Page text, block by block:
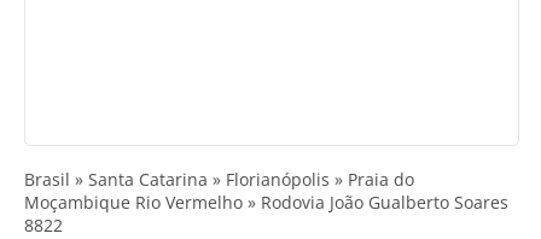
Brasil » Santa Catarina » Florianópolis » Praia do
Moçambique Rio Vermelho » Rodovia João Gualberto Soares
8822